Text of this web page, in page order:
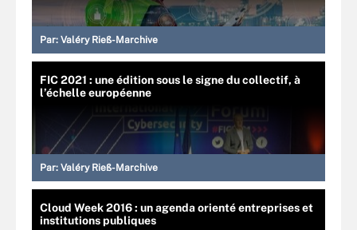
Par: Valéry Rieß-Marchive
FIC 2021 : une édition sous le signe du collectif, à
l’échelle européenne
Par: Valéry Rieß-Marchive
Cloud Week 2016 : un agenda orienté entreprises et
institutions publiques